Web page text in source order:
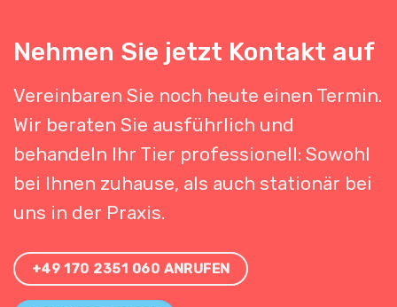
Nehmen Sie jetzt Kontakt auf
Vereinbaren Sie noch heute einen Termin.
Wir beraten Sie ausführlich und
behandeln Ihr Tier professionell: Sowohl
bei Ihnen zuhause, als auch stationär bei
uns in der Praxis.
+49 170 2351 060 ANRUFEN